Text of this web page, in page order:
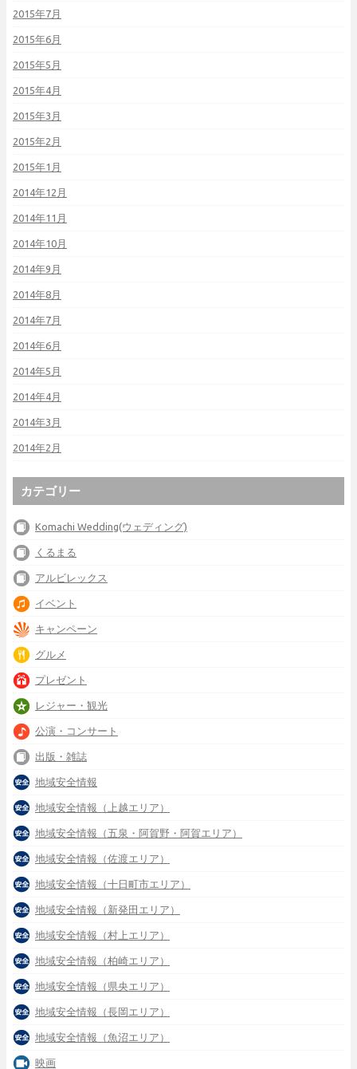
2015年7月
2015年6月
2015年5月
2015年4月
2015年3月
2015年2月
2015年1月
2014年12月
2014年11月
2014年10月
2014年9月
2014年8月
2014年7月
2014年6月
2014年5月
2014年4月
2014年3月
2014年2月
カテゴリー
Komachi Wedding(ウェディング)
くるまる
アルビレックス
イベント
キャンペーン
グルメ
プレゼント
レジャー・観光
公演・コンサート
出版・雑誌
地域安全情報
地域安全情報（上越エリア）
地域安全情報（五泉・阿賀野・阿賀エリア）
地域安全情報（佐渡エリア）
地域安全情報（十日町市エリア）
地域安全情報（新発田エリア）
地域安全情報（村上エリア）
地域安全情報（柏崎エリア）
地域安全情報（県央エリア）
地域安全情報（長岡エリア）
地域安全情報（魚沼エリア）
映画